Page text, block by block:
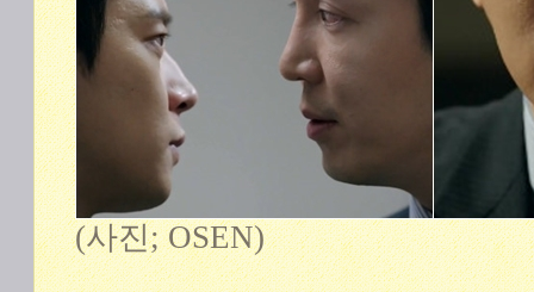
(사진; OSEN)